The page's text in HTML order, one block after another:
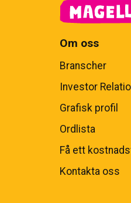
Om oss
Branscher
Investor
Grafisk profil
Ordlista
Få ett
Kontakta oss